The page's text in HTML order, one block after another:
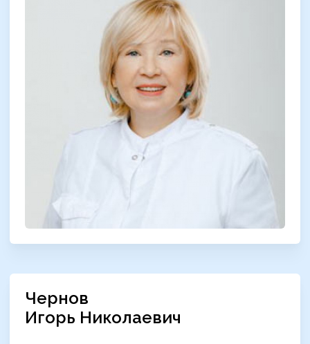
Чернов
Игорь Николаевич